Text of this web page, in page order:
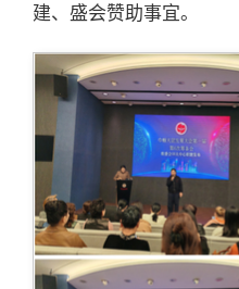
建、盛会赞助事宜。